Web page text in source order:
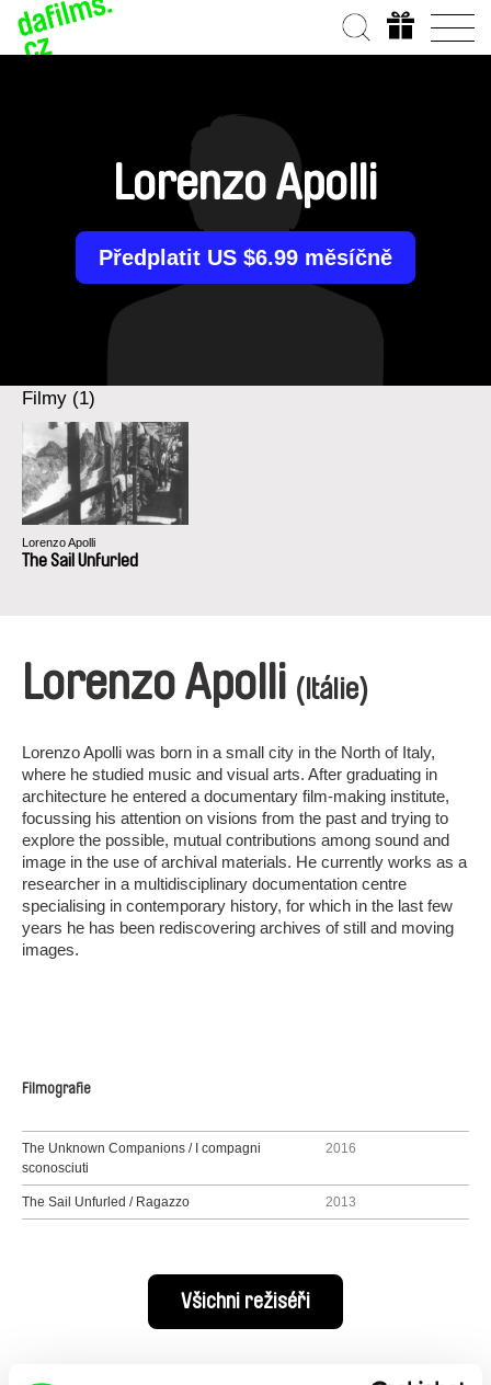
Lorenzo Apolli
Předplatit US $6.99 měsíčně
Filmy (1)
Lorenzo Apolli
The Sail Unfurled
Lorenzo Apolli (Itálie)
Lorenzo Apolli was born in a small city in the North of Italy,
where he studied music and visual arts. After graduating in
architecture he entered a documentary film-making institute,
focussing his attention on visions from the past and trying to
explore the possible, mutual contributions among sound and
image in the use of archival materials. He currently works as a
researcher in a multidisciplinary documentation centre
specialising in contemporary history, for which in the last few
years he has been rediscovering archives of still and moving
images.
Filmografie
The Unknown Companions / I compagni
sconosciuti
2016
The Sail Unfurled / Ragazzo 2013
Všichni režiséři